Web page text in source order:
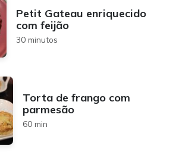
Petit Gateau enriquecido
com feijão
30 minutos
Torta de frango com
parmesão
60 min